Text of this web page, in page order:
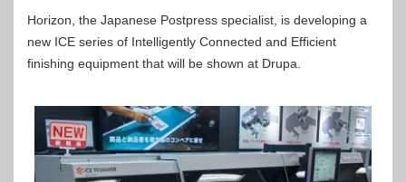
Horizon, the Japanese Postpress specialist, is developing a
new ICE series of Intelligently Connected and Efficient
finishing equipment that will be shown at Drupa.